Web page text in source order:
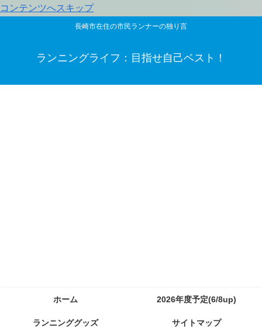
コンテンツへスキップ
長崎市在住の市民ランナーの独り言
ランニングライフ：目指せ自己ベスト！
ホーム 2026年度予定(6/8up)
ランニンググッズ サイトマップ